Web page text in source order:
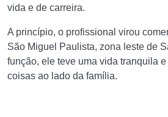
vida e de carreira.
A princípio, o profissional virou
São Miguel Paulista, zona leste de
função, ele teve uma vida tranquila
coisas ao lado da família.